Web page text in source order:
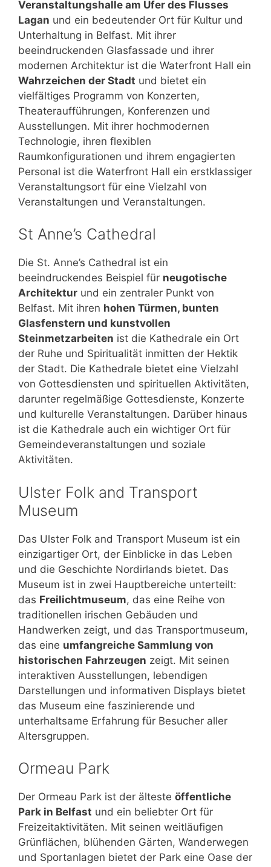
Veranstaltungshalle am Ufer des Flusses
Lagan und ein bedeutender Ort für Kultur und
Unterhaltung in Belfast. Mit ihrer
beeindruckenden Glasfassade und ihrer
modernen Architektur ist die Waterfront Hall ein
Wahrzeichen der Stadt und bietet ein
vielfältiges Programm von Konzerten,
Theateraufführungen, Konferenzen und
Ausstellungen. Mit ihrer hochmodernen
Technologie, ihren flexiblen
Raumkonfigurationen und ihrem engagierten
Personal ist die Waterfront Hall ein erstklassiger
Veranstaltungsort für eine Vielzahl von
Veranstaltungen und Veranstaltungen.
St Anne’s Cathedral
Die St. Anne’s Cathedral ist ein
beeindruckendes Beispiel für neugotische
Architektur und ein zentraler Punkt von
Belfast. Mit ihren hohen Türmen, bunten
Glasfenstern und kunstvollen
Steinmetzarbeiten ist die Kathedrale ein Ort
der Ruhe und Spiritualität inmitten der Hektik
der Stadt. Die Kathedrale bietet eine Vielzahl
von Gottesdiensten und spirituellen Aktivitäten,
darunter regelmäßige Gottesdienste, Konzerte
und kulturelle Veranstaltungen. Darüber hinaus
ist die Kathedrale auch ein wichtiger Ort für
Gemeindeveranstaltungen und soziale
Aktivitäten.
Ulster Folk and Transport
Museum
Das Ulster Folk and Transport Museum ist ein
einzigartiger Ort, der Einblicke in das Leben
und die Geschichte Nordirlands bietet. Das
Museum ist in zwei Hauptbereiche unterteilt:
das Freilichtmuseum, das eine Reihe von
traditionellen irischen Gebäuden und
Handwerken zeigt, und das Transportmuseum,
das eine umfangreiche Sammlung von
historischen Fahrzeugen zeigt. Mit seinen
interaktiven Ausstellungen, lebendigen
Darstellungen und informativen Displays bietet
das Museum eine faszinierende und
unterhaltsame Erfahrung für Besucher aller
Altersgruppen.
Ormeau Park
Der Ormeau Park ist der älteste öffentliche
Park in Belfast und ein beliebter Ort für
Freizeitaktivitäten. Mit seinen weitläufigen
Grünflächen, blühenden Gärten, Wanderwegen
und Sportanlagen bietet der Park eine Oase der